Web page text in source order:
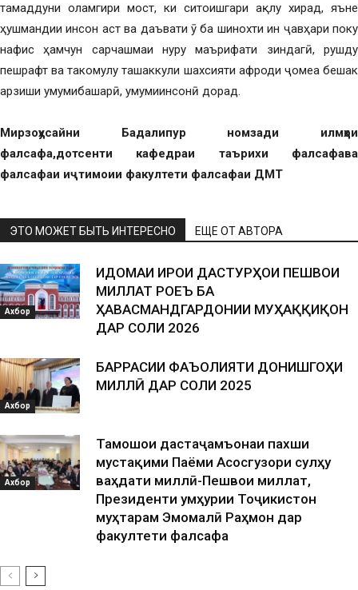
тамаддуни оламгири мост, ки ситоишгари ақлу хирад, яъне
ҳушмандии инсон аст ва даъвати ӯ ба шинохти ин ҷавҳари поку
нафис ҳамчун сарчашмаи нуру маърифати зиндагӣ, рушду
пешрафт ва такомулу ташаккули шахсияти афроди ҷомеа бешак
арзиши умумибашарӣ, умумиинсонӣ дорад.
Мирзоҳусайни Бадалипур номзади илмҳои
фалсафа,дотсенти кафедраи таърихи фалсафава
фалсафаи иҷтимоии факултети фалсафаи ДМТ
ЭТО МОЖЕТ БЫТЬ ИНТЕРЕСНО ЕЩЕ ОТ АВТОРА
Ахбор
ИДОМАИ ИҶРОИ ДАСТУРҲОИ ПЕШВОИ
МИЛЛАТ РОҶЕЪ БА
ҲАВАСМАНДГАРДОНИИ МУҲАҚҚИҚОН
ДАР СОЛИ 2026
Ахбор
БАРРАСИИ ФАЪОЛИЯТИ ДОНИШГОҲИ
МИЛЛӢ ДАР СОЛИ 2025
Ахбор
Тамошои дастаҷамъонаи пахши
мустақими Паёми Асосгузори сулҳу
ваҳдати миллӣ-Пешвои миллат,
Президенти Ҷумҳурии Тоҷикистон
муҳтарам Эмомалӣ Раҳмон дар
факултети фалсафа